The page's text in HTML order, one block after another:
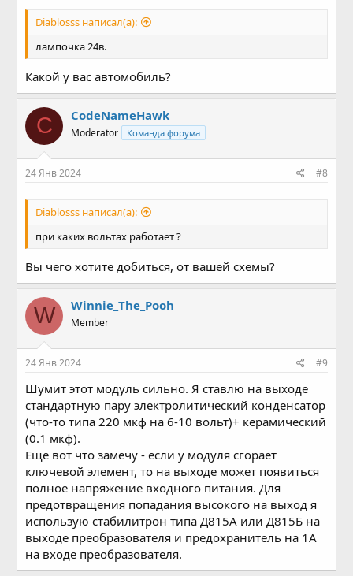
Diablosss написал(а):
лампочка 24в.
Какой у вас автомобиль?
C CodeNameHawk
Moderator Команда форума
24 Янв 2024 #8
Diablosss написал(а):
при каких вольтах работает ?
Вы чего хотите добиться, от вашей схемы?
W Winnie_The_Pooh
Member
24 Янв 2024 #9
Шумит этот модуль сильно. Я ставлю на выходе
стандартную пару электролитический конденсатор
(что-то типа 220 мкф на 6-10 вольт)+ керамический
(0.1 мкф).
Еще вот что замечу - если у модуля сгорает
ключевой элемент, то на выходе может появиться
полное напряжение входного питания. Для
предотвращения попадания высокого на выход я
использую стабилитрон типа Д815А или Д815Б на
выходе преобразователя и предохранитель на 1А
на входе преобразователя.